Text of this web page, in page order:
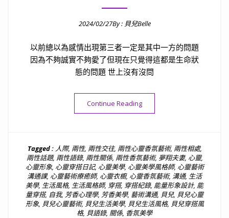
2024/02/27By : 貝兒Belle
以前總以為感情出現第三者一定是其中一方的問題
因為不夠誠實不夠愛了但現在只覺得這都是生命狀
態的問題 世上沒有沒問
Continue Reading“貝語錄｜世上沒有沒問題的
Tagged : 人際, 兩性, 兩性交往, 兩性心靈香氛藝術, 兩性相處,
兩性話題, 兩性語錄, 兩性關係, 兩性香氛藝術, 夢翔夫妻, 心靈,
心靈形象, 心靈穿搭日記, 心靈美學, 心靈美學風格師, 心靈藝術
溝通課, 心靈藝術療癒師, 心靈衣櫥, 心靈香氛藝術, 溝通, 生活
美學, 生活風格, 生活風格師, 穿搭, 穿搭紀錄, 能量形象設計, 能
量穿搭, 自我, 芳香心理學, 芳香美學, 藝術溝通, 貝兒, 貝兒心靈
形象, 貝兒心靈藝術, 貝兒生活美學, 貝兒生活風格, 貝兒穿搭風
格, 貝語錄, 關係, 香氛美學